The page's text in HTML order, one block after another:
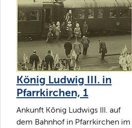
König Ludwig III. in
Pfarrkirchen, 1
Ankunft König Ludwigs III. auf
dem Bahnhof in Pfarrkirchen im